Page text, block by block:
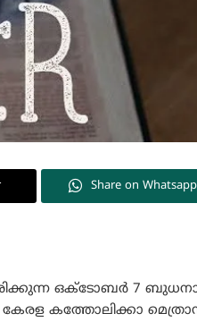
Share on Whatsapp
ഒക്ടോബർ 7
കത്തോലിക്കാ